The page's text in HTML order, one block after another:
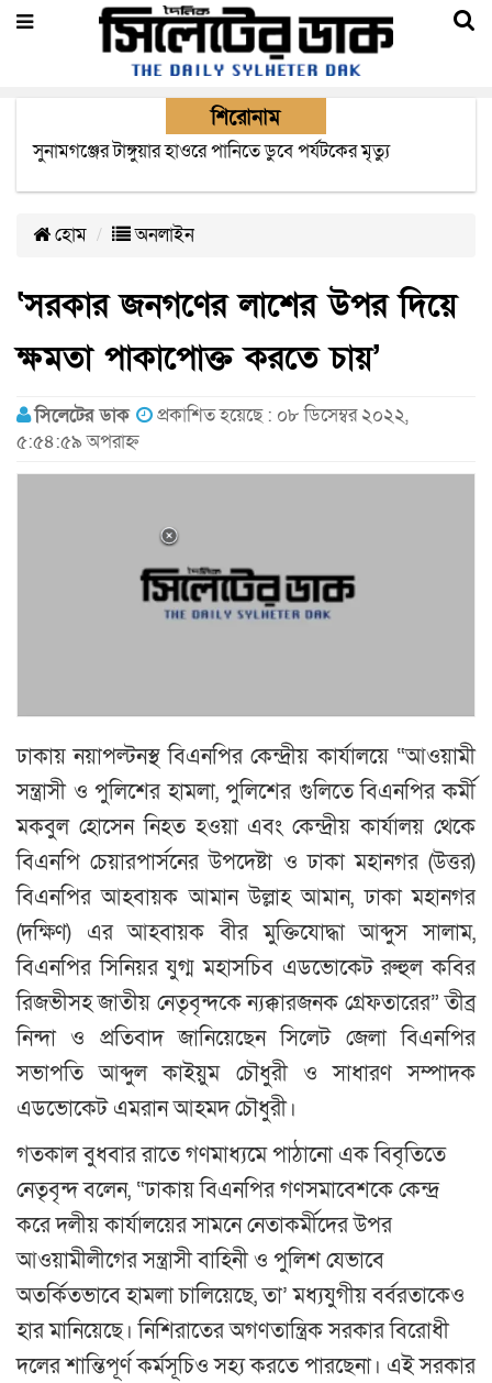
শিরোনাম
সিলেটে যাত্রীবাহী দুই বাসের সংঘর্ষে নিহত বেড়ে ৯
হোম অনলাইন
‘সরকার জনগণের লাশের উপর দিয়ে
ক্ষমতা পাকাপোক্ত করতে চায়’
সিলেটের ডাক
প্রকাশিত হয়েছে : ০৮ ডিসেম্বর ২০২২,
৫:৫৪:৫৯ অপরাহ্ন
ঢাকায় নয়াপল্টনস্থ বিএনপির কেন্দ্রীয় কার্যালয়ে “আওয়ামী
সন্ত্রাসী ও পুলিশের হামলা, পুলিশের গুলিতে বিএনপির কর্মী
মকবুল হোসেন নিহত হওয়া এবং কেন্দ্রীয় কার্যালয় থেকে
বিএনপি চেয়ারপার্সনের উপদেষ্টা ও ঢাকা মহানগর (উত্তর)
বিএনপির আহবায়ক আমান উল্লাহ আমান, ঢাকা মহানগর
(দক্ষিণ) এর আহবায়ক বীর মুক্তিযোদ্ধা আব্দুস সালাম,
বিএনপির সিনিয়র যুগ্ম মহাসচিব এডভোকেট রুহুল কবির
রিজভীসহ জাতীয় নেতৃবৃন্দকে ন্যক্কারজনক গ্রেফতারের” তীব্র
নিন্দা ও প্রতিবাদ জানিয়েছেন সিলেট জেলা বিএনপির
সভাপতি আব্দুল কাইয়ুম চৌধুরী ও সাধারণ সম্পাদক
এডভোকেট এমরান আহমদ চৌধুরী।
গতকাল বুধবার রাতে গণমাধ্যমে পাঠানো এক বিবৃতিতে
নেতৃবৃন্দ বলেন, “ঢাকায় বিএনপির গণসমাবেশকে কেন্দ্র
করে দলীয় কার্যালয়ের সামনে নেতাকর্মীদের উপর
আওয়ামীলীগের সন্ত্রাসী বাহিনী ও পুলিশ যেভাবে
অতর্কিতভাবে হামলা চালিয়েছে, তা’ মধ্যযুগীয় বর্বরতাকেও
হার মানিয়েছে। নিশিরাতের অগণতান্ত্রিক সরকার বিরোধী
দলের শান্তিপূর্ণ কর্মসূচিও সহ্য করতে পারছেনা। এই সরকার